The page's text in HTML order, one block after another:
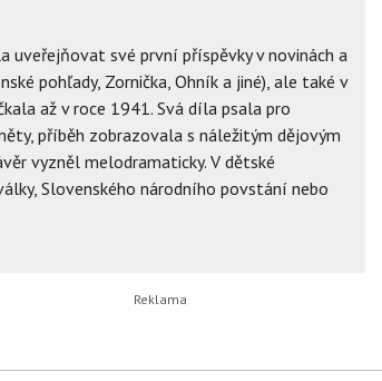
uveřejňovat své první příspěvky v novinách a
pohľady, Zornička, Ohník a jiné), ale také v
až v roce 1941. Svá díla psala pro
příběh zobrazovala s náležitým dějovým
vyzněl melodramaticky. V dětské
Slovenského národního povstání nebo